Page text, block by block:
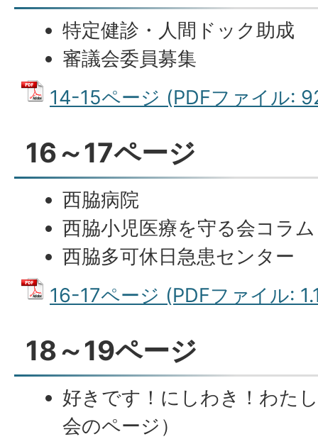
特定健診・人間ドック助成
審議会委員募集
14-15ページ (PDFファイル:
16～17ページ
西脇病院
西脇小児医療を守る会コラム
西脇多可休日急患センター
16-17ページ (PDFファイル:
18～19ページ
好きです！にしわき！わた
会のページ）